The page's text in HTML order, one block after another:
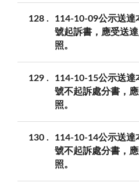
128
114-10-09公示送達
號起訴書，應受送
照。
129
114-10-15公示送達
號不起訴處分書，
照。
130
114-10-14公示送達
號不起訴處分書，
照。